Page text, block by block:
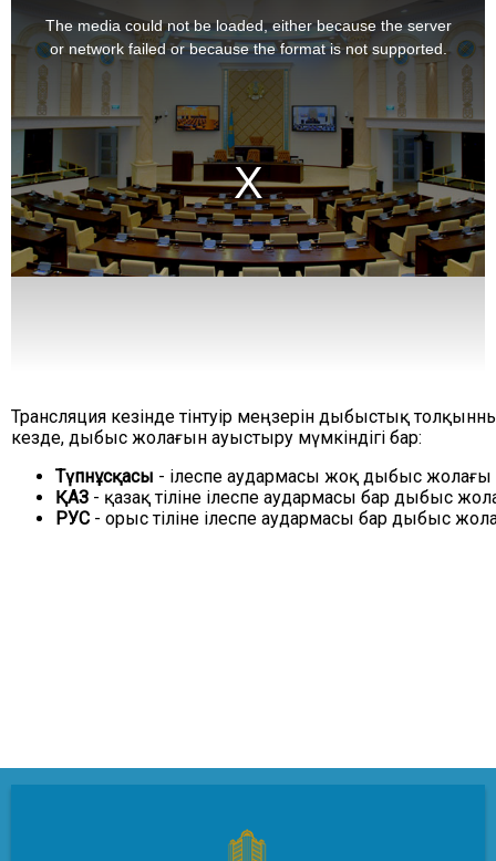
modal
window.
The media could not be loaded, either because the server
or network failed or because the format is not supported.
Трансляция кезінде тінтуір меңзерін дыбыстық
кезде, дыбыс жолағын ауыстыру мүмкіндігі бар:
Түпнұсқасы - ілеспе аудармасы жоқ дыбыс жолағы
ҚАЗ - қазақ тіліне ілеспе аудармасы бар дыбыс
РУС - орыс тіліне ілеспе аудармасы бар дыбыс